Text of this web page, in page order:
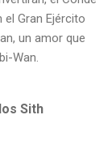
Gran Ejército
un amor que
Wan.
Sith